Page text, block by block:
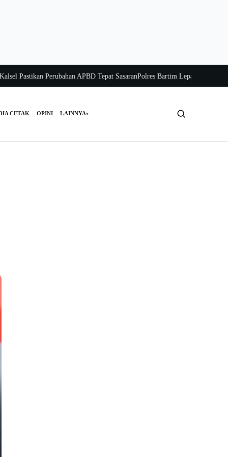
Perubahan APBD Tepat SasaranPolres Bartim Lepas Bakti Sosial
CETAK OPINI LAINNYA▾